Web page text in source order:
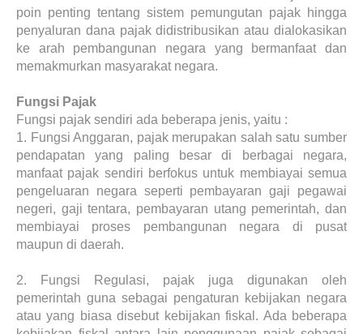
poin penting tentang sistem pemungutan pajak hingga
penyaluran dana pajak didistribusikan atau dialokasikan
ke arah pembangunan negara yang bermanfaat dan
memakmurkan masyarakat negara.
Fungsi Pajak
Fungsi pajak sendiri ada beberapa jenis, yaitu :
1. Fungsi Anggaran, pajak merupakan salah satu sumber
pendapatan yang paling besar di berbagai negara,
manfaat pajak sendiri berfokus untuk membiayai semua
pengeluaran negara seperti pembayaran gaji pegawai
negeri, gaji tentara, pembayaran utang pemerintah, dan
membiayai proses pembangunan negara di pusat
maupun di daerah.
2.
Fungsi Regulasi, pajak juga digunakan oleh
pemerintah guna sebagai pengaturan kebijakan negara
atau yang biasa disebut kebijakan fiskal. Ada beberapa